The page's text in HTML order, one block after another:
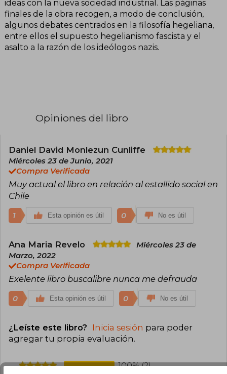
ideas con la nueva sociedad industrial. Las páginas
finales de la obra recogen, a modo de conclusión,
algunos debates centrados en la filosofía hegeliana,
entre ellos el supuesto hegelianismo fascista y el
asalto a la razón de los ideólogos nazis.
Opiniones del libro
Daniel David Monlezun Cunliffe
Miércoles 23 de Junio, 2021
Compra Verificada
Muy actual el libro en relación al estallido social en
Chile
1 Esta opinión es útil 0 No es útil
Ana Maria Revelo
Miércoles 23 de
Marzo, 2022
Compra Verificada
Exelente libro buscalibre nunca me defrauda
0 Esta opinión es útil 0 No es útil
¿Leíste este libro? Inicia sesión para poder
agregar tu propia evaluación.
100% (2)